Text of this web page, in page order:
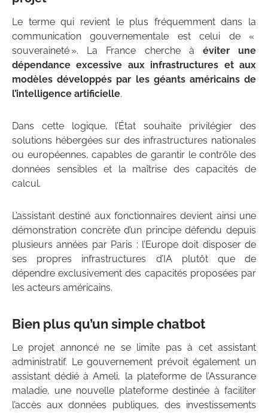
Le terme qui revient le plus fréquemment dans la
communication gouvernementale est celui de «
souveraineté ». La France cherche à éviter une
dépendance excessive aux infrastructures et aux
modèles développés par les géants américains de
l’intelligence artificielle.
Dans cette logique, l’État souhaite privilégier des
solutions hébergées sur des infrastructures nationales
ou européennes, capables de garantir le contrôle des
données sensibles et la maîtrise des capacités de
calcul.
L’assistant destiné aux fonctionnaires devient ainsi une
démonstration concrète d’un principe défendu depuis
plusieurs années par Paris : l’Europe doit disposer de
ses propres infrastructures d’IA plutôt que de
dépendre exclusivement des capacités proposées par
les acteurs américains.
Bien plus qu’un simple chatbot
Le projet annoncé ne se limite pas à cet assistant
administratif. Le gouvernement prévoit également un
assistant dédié à Ameli, la plateforme de l’Assurance
maladie, une nouvelle plateforme destinée à faciliter
l’accès aux données publiques, des investissements